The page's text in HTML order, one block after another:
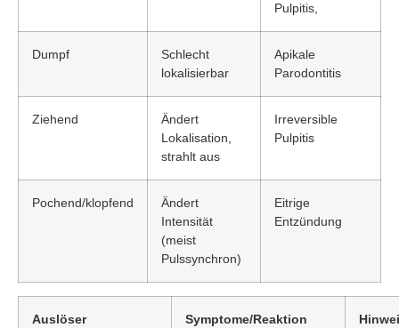
Pulpitis,
Dumpf
Schlecht
lokalisierbar
Apikale
Parodontitis
Ziehend
Ändert
Lokalisation,
strahlt aus
Irreversible
Pulpitis
Pochend/klopfend
Ändert
Intensität
(meist
Pulssynchron)
Eitrige
Entzündung
Auslöser Symptome/Reaktion